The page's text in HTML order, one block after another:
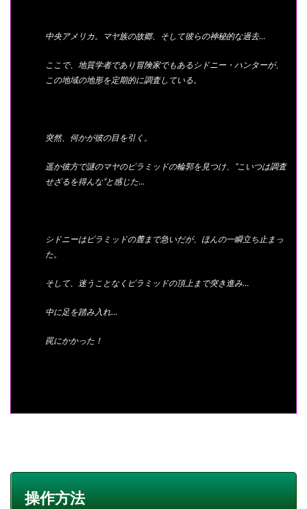
中央アメリカ。マヤ族の故郷、そして彼らの神秘的な過去…
ここで、地質学者であり冒険家でもあるシドニー・ハンターが、
この地域の地形を定期的に調査している。
突然、何かが彼の目を引く。
遥か彼方で謎のマヤのピラミッドの輪郭を見つけ、”こいつは調査
せざるを得んな”と感じた…
シドニーはピラミッドの麓まで急いだが、ほんの一瞬立ち止まっ
た。
そして、迷うことなくピラミッドの頂上まで突き進み…
中に足を踏み入れ…
罠にかかった！
操作方法